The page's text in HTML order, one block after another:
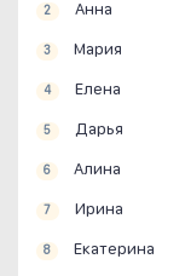
2 Анна
3 Мария
4 Елена
5 Дарья
6 Алина
7 Ирина
8 Екатерина